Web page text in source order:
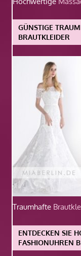
GÜNSTIGE
BRAUTKLEIDER
Traumhafte
ENTDECKEN SIE
FASHIONUHREN